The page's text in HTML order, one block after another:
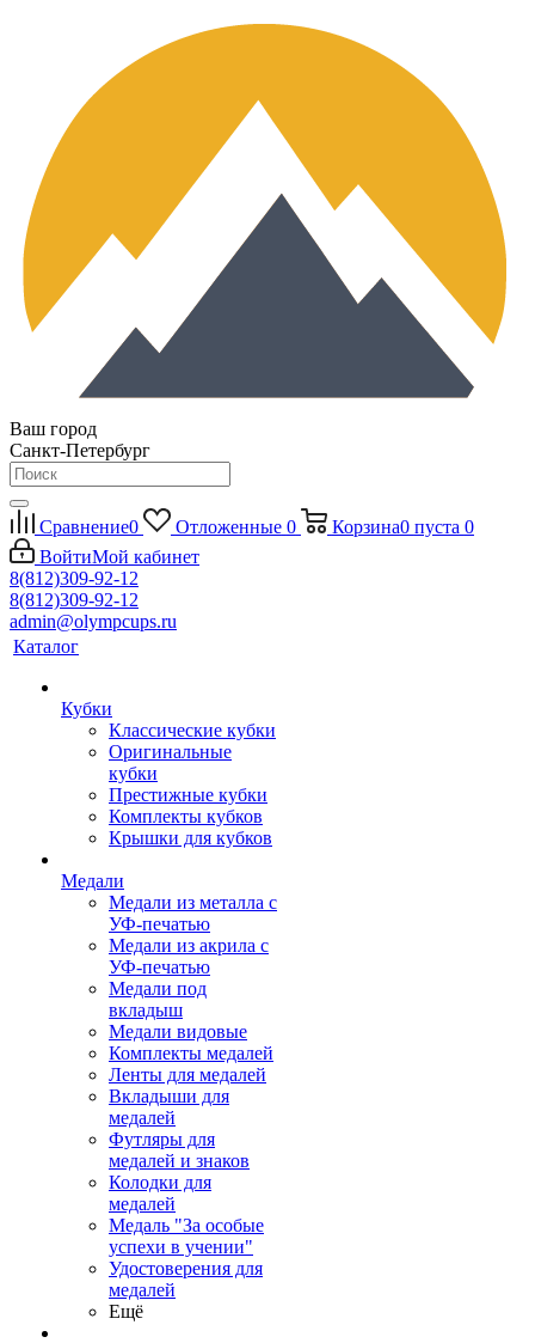
Ваш город
Санкт-Петербург
Сравнение0 Отложенные 0 Корзина0 пуста 0
ВойтиМой кабинет
8(812)309-92-12
8(812)309-92-12
admin@olympcups.ru
Каталог
Кубки
Классические кубки
Оригинальные
кубки
Престижные кубки
Комплекты кубков
Крышки для кубков
Медали
Медали из металла с
УФ-печатью
Медали из акрила с
УФ-печатью
Медали под
вкладыш
Медали видовые
Комплекты медалей
Ленты для медалей
Вкладыши для
медалей
Футляры для
медалей и знаков
Колодки для
медалей
Медаль "За особые
успехи в учении"
Удостоверения для
медалей
Ещё